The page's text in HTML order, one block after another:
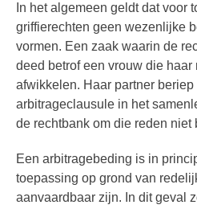
In het algemeen geldt dat voor
griffierechten geen wezenlijke
vormen. Een zaak waarin de
deed betrof een vrouw die
afwikkelen. Haar partner
arbitrageclausule in het
de rechtbank om die reden niet
Een arbitragebeding is in
toepassing op grond van
aanvaardbaar zijn. In dit geval